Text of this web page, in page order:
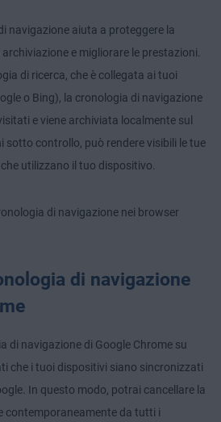
navigazione aiuta a proteggere la
e migliorare le prestazioni.
di ricerca, che è collegata ai tuoi
o Bing), la cronologia di navigazione
e viene archiviata localmente sul
sotto controllo, può rendere visibili le tue
utilizzano il tuo dispositivo.
di navigazione nei browser
di navigazione
di navigazione di Google Chrome su
che i tuoi dispositivi siano sincronizzati
In questo modo, potrai cancellare la
contemporaneamente da tutti i